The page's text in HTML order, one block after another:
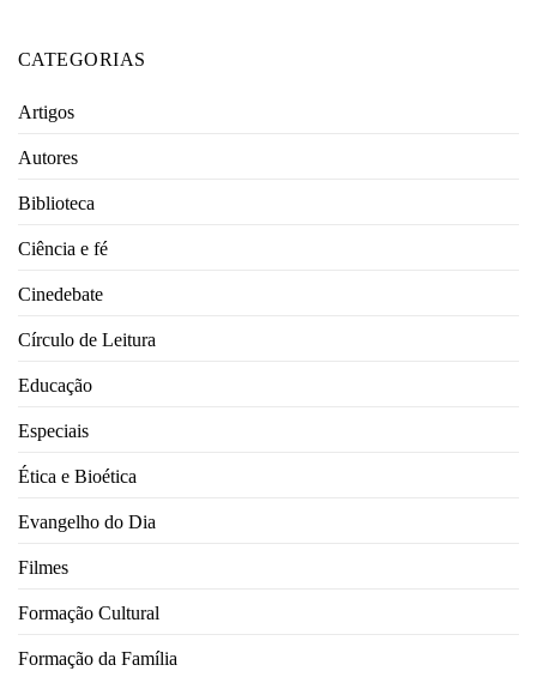
CATEGORIAS
Artigos
Autores
Biblioteca
Ciência e fé
Cinedebate
Círculo de Leitura
Educação
Especiais
Ética e Bioética
Evangelho do Dia
Filmes
Formação Cultural
Formação da Família